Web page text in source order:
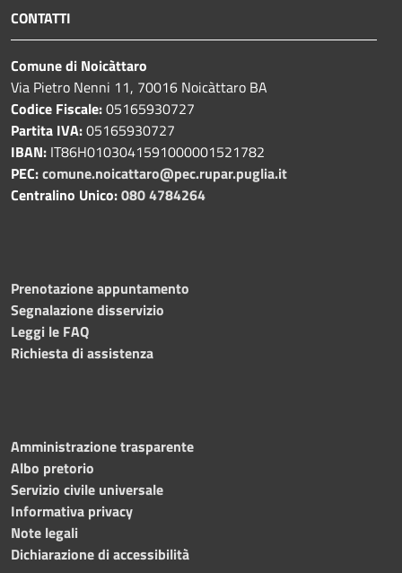
CONTATTI
Comune di Noicàttaro
Via Pietro Nenni 11, 70016 Noicàttaro BA
Codice Fiscale:05165930727
Partita IVA:05165930727
IBAN: IT86H0103041591000001521782
PEC:comune.noicattaro@pec.rupar.puglia.it
Centralino Unico:080 4784264
Prenotazione appuntamento
Segnalazione disservizio
Leggi le FAQ
Richiesta di assistenza
Amministrazione trasparente
Albo pretorio
Servizio civile universale
Informativa privacy
Note legali
Dichiarazione di accessibilità